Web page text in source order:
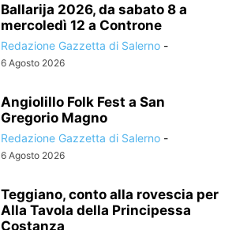
Ballarija 2026, da sabato 8 a
mercoledì 12 a Controne
Redazione Gazzetta di Salerno -
6 Agosto 2026
Angiolillo Folk Fest a San
Gregorio Magno
Redazione Gazzetta di Salerno -
6 Agosto 2026
Teggiano, conto alla rovescia per
Alla Tavola della Principessa
Costanza